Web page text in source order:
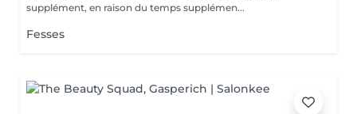
supplément, en raison du temps supplémen...
Fesses